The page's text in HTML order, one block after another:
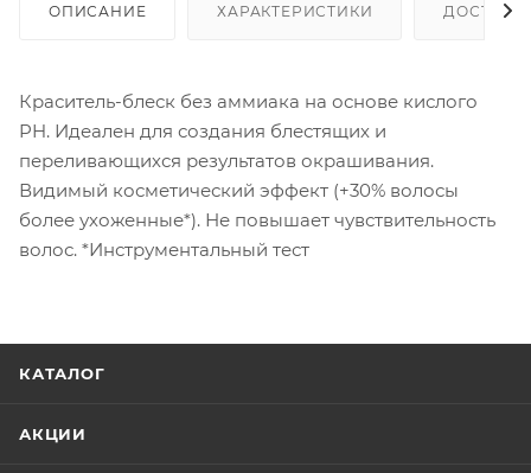
ОПИСАНИЕ ХАРАКТЕРИСТИКИ
Краситель-блеск без аммиака на основе кислого
PH. Идеален для создания блестящих и
переливающихся результатов окрашивания.
Видимый косметический эффект (+30% волосы
более ухоженные*). Не повышает чувствительность
волос. *Инструментальный тест
КАТАЛОГ
АКЦИИ